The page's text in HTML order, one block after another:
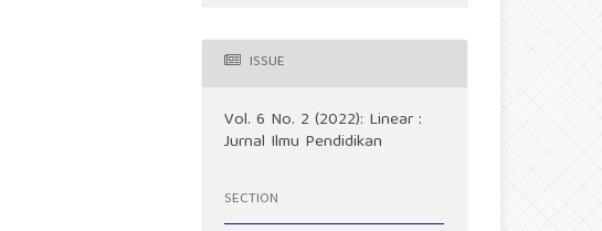
ISSUE
Vol. 6 No. 2 (2022): Linear :
Jurnal Ilmu Pendidikan
SECTION